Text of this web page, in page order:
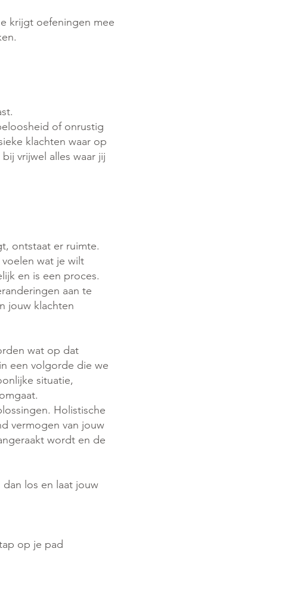
krijgt oefeningen mee
of onrustig
klachten waar op
vrijwel alles waar jij
ontstaat er ruimte.
wat je wilt
en is een proces.
aan te
jouw klachten
wat op dat
een volgorde die we
situatie,
Holistische
vermogen van jouw
wordt en de
los en laat jouw
op je pad